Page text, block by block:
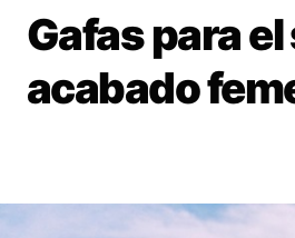
Gafas para
acabado